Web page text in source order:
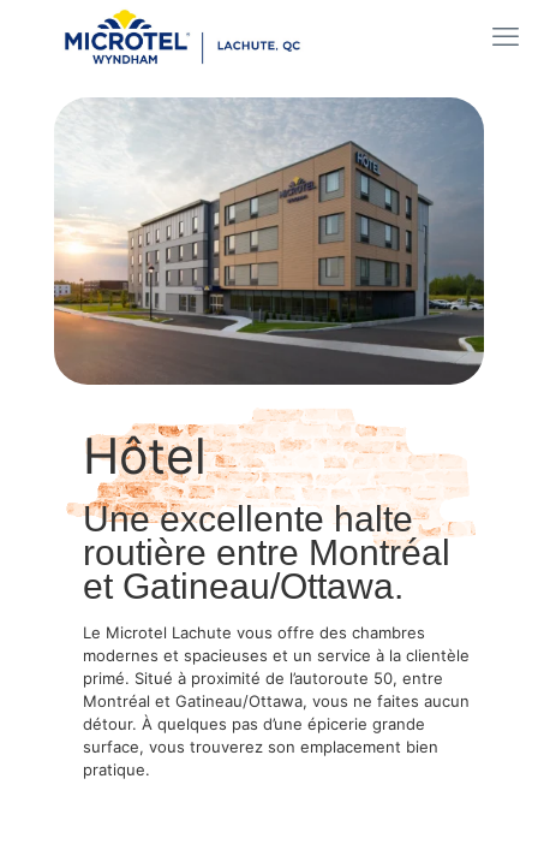
Hôtel
Une excellente halte
routière entre Montréal
et Gatineau/Ottawa.
Le Microtel Lachute vous offre des chambres
modernes et spacieuses et un service à la clientèle
primé. Situé à proximité de l’autoroute 50, entre
Montréal et Gatineau/Ottawa, vous ne faites aucun
détour. À quelques pas d’une épicerie grande
surface, vous trouverez son emplacement bien
pratique.